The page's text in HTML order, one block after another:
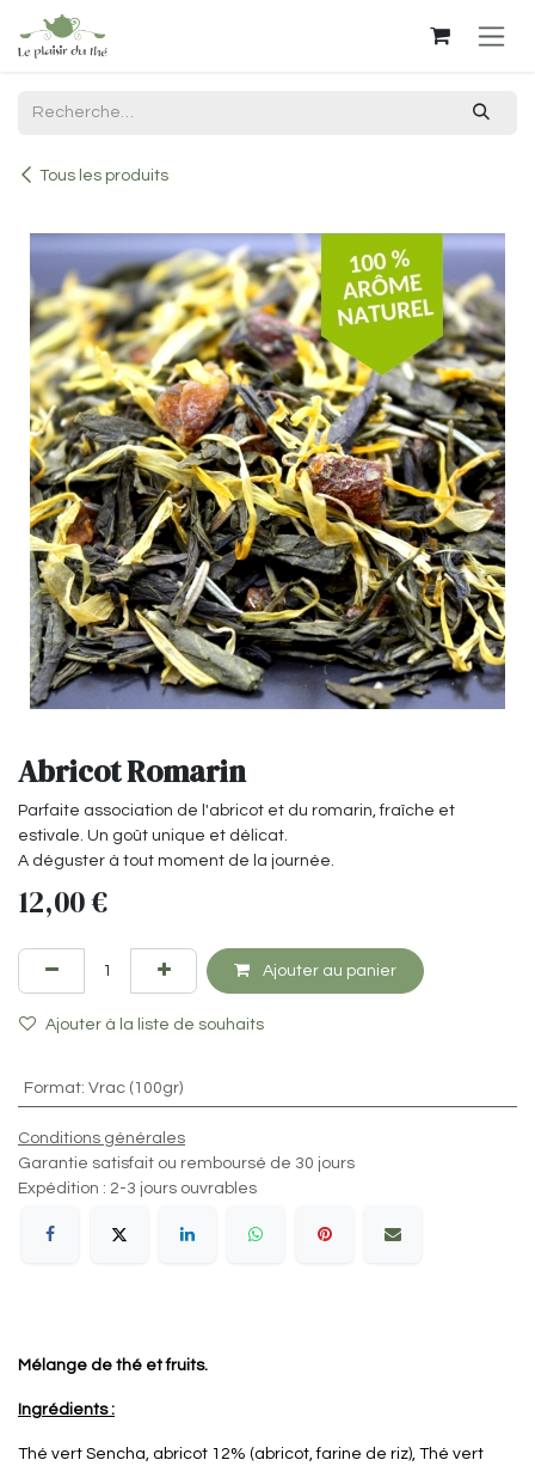
Se rendre au contenu
Tous les produits
Abricot Romarin
Parfaite association de l'abricot et du romarin, fraîche et
estivale. Un goût unique et délicat.
A déguster à tout moment de la journée.
12,00€
Ajouter au panier
Ajouter à la liste de souhaits
Format: Vrac (100gr)
Conditions générales
Garantie satisfait ou remboursé de 30 jours
Expédition : 2-3 jours ouvrables
Mélange de thé et fruits.
Ingrédients :
Thé vert Sencha, abricot 12% (abricot, farine de riz), Thé vert